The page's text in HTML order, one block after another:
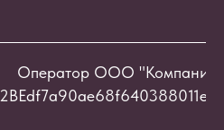
Оператор ООО "Компания